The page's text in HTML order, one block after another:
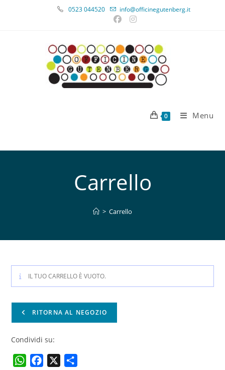
0523 044520 info@officinegutenberg.it
0 Menu
Carrello
> Carrello
IL TUO CARRELLO È VUOTO.
RITORNA AL NEGOZIO
Condividi su:
W